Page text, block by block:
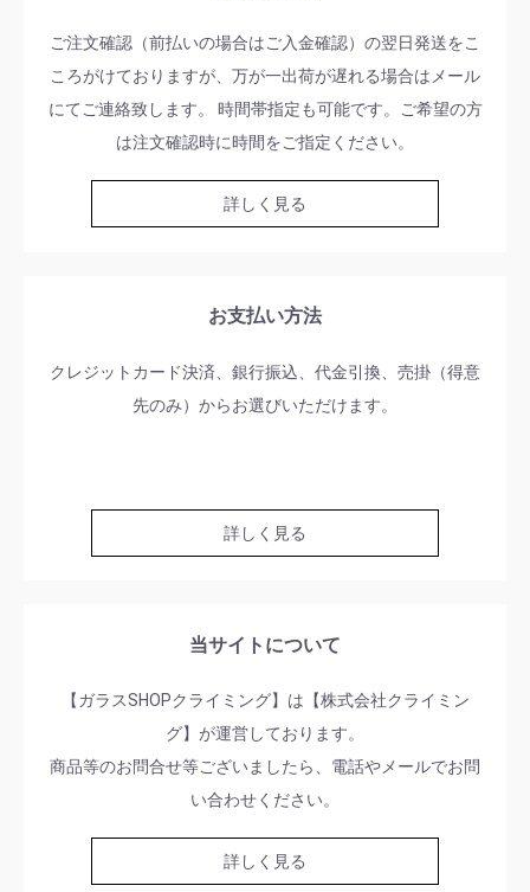
ご注文確認（前払いの場合はご入金確認）の翌日発送をこ
ころがけておりますが、万が一出荷が遅れる場合はメール
にてご連絡致します。 時間帯指定も可能です。ご希望の方
は注文確認時に時間をご指定ください。
詳しく見る
お支払い方法
クレジットカード決済、銀行振込、代金引換、売掛（得意
先のみ）からお選びいただけます。
詳しく見る
当サイトについて
【ガラスSHOPクライミング】は【株式会社クライミン
グ】が運営しております。
商品等のお問合せ等ございましたら、電話やメールでお問
い合わせください。
詳しく見る